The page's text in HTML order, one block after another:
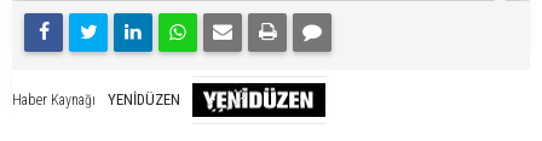
Haber Kaynağı YENİDÜZEN